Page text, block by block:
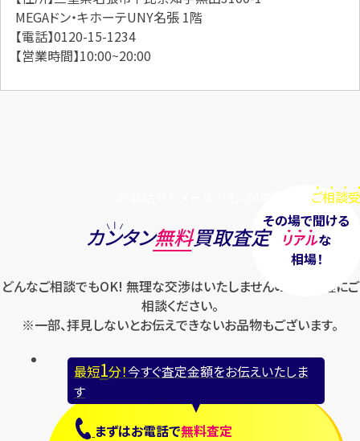
MEGAドン・キホーテUNY名張 1階
【電話】0120-15-1234
【営業時間】10:00~20:00
ご相談
その場で聞ける
リアルな
相場！
カンタン無料買取査定
どんなご相談でもOK! 無理な交渉はいたしませんのでお気軽にご
相談ください。
※一部、拝見しないとお伝えできないお品物もございます。
最短1分！今すぐ査定金額をお伝えいたしま
す
まずはお電話で無料査定